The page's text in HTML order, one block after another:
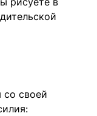
со своей